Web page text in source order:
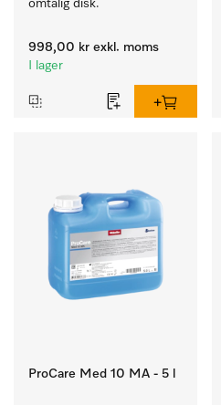
ömtålig disk.
998,00 kr exkl. moms
I lager
ProCare Med 10 MA - 5 l